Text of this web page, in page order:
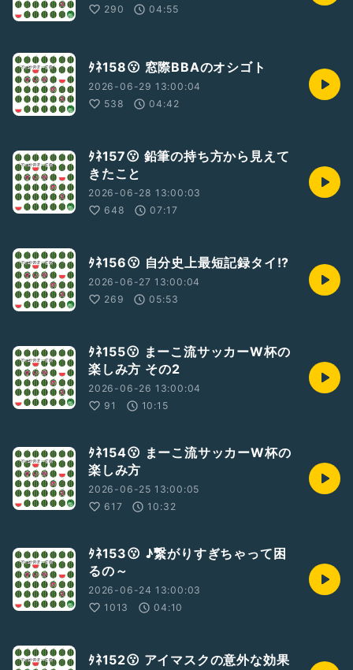
290
04:55
ﾀﾈ158😗 窓際BBAのオシゴト
2026-06-29 13:00:04
538
04:42
ﾀﾈ157😗 鉛筆の持ち方から見えて
きたこと
2026-06-28 13:00:03
648
07:17
ﾀﾈ156😗 自分史上最短記録タイ!?
2026-06-27 13:00:04
269
05:53
ﾀﾈ155😗 まーこ流サッカーW杯の
楽しみ方 その2
2026-06-26 13:00:04
91
10:15
ﾀﾈ154😗 まーこ流サッカーW杯の
楽しみ方
2026-06-25 13:00:05
617
10:32
ﾀﾈ153😗 ♪繋がりすぎちゃって困
るの～
2026-06-24 13:00:03
1013
04:10
ﾀﾈ152😗 アイマスクの意外な効果